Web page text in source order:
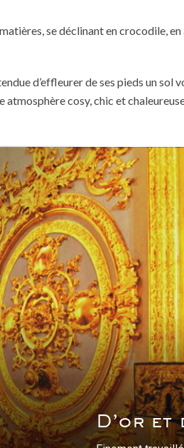
se déclinant en crocodile,
d’effleurer de ses pieds un
atmosphère cosy, chic et
D’or et